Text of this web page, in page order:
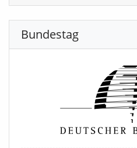
Bundestag